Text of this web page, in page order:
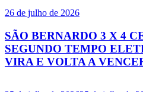
26 de julho de 2026
SÃO BERNARDO 3 X 4
SEGUNDO TEMPO
VIRA E VOLTA A